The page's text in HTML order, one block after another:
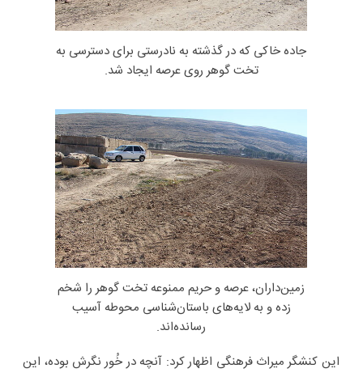
جاده خاکی که در گذشته به نادرستی برای دسترسی به
تخت گوهر روی عرصه ایجاد شد.
زمین‌داران، عرصه و حریم ممنوعه تخت گوهر را شخم
زده و به لایه‌های باستان‌شناسی محوطه آسیب
رسانده‌اند.
این کنشگر میراث فرهنگی اظهار کرد: آنچه در خُور نگرش بوده، این